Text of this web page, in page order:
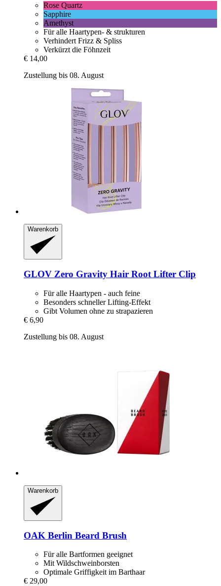
Rose Quartz
Sapphire
Amethyst
Für alle Haartypen- & strukturen
Verhindert Frizz & Spliss
Verkürzt die Föhnzeit
€ 14,00
Zustellung bis 08. August
Warenkorb
GLOV Zero Gravity Hair Root Lifter Clip
Für alle Haartypen - auch feine
Besonders schneller Lifting-Effekt
Gibt Volumen ohne zu strapazieren
€ 6,90
Zustellung bis 08. August
Warenkorb
OAK Berlin Beard Brush
Für alle Bartformen geeignet
Mit Wildschweinborsten
Optimale Griffigkeit im Barthaar
€ 29,00